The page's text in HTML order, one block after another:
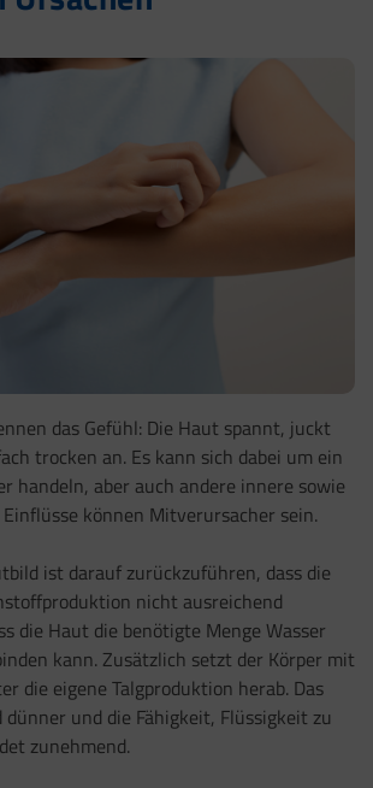
das Gefühl: Die Haut spannt, juckt
trocken an. Es kann sich dabei um ein
handeln, aber auch andere innere sowie
können Mitverursacher sein.
ist darauf zurückzuführen, dass die
nicht ausreichend
die Haut die benötigte Menge Wasser
kann. Zusätzlich setzt der Körper mit
die eigene Talgproduktion herab. Das
und die Fähigkeit, Flüssigkeit zu
zunehmend.